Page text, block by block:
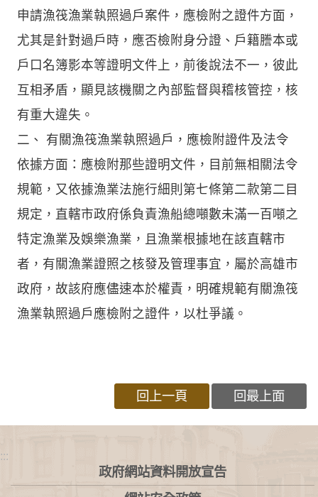
申請漁筏漁業執照過戶案件，應檢附之證件方面，
尤其是針對過戶時，應否檢附身分證、戶籍謄本或
戶口名簿影本等證明文件上，前後說法不一，彼此
互相矛盾，顯見該機關之內部監督與稽核管控，核
有重大違失。
二、 有關漁筏漁業執照過戶，應檢附證件及法令
依據方面：應檢附那些證明文件，目前無相關法令
規範，又依據漁業法施行細則第七條第二款第二目
規定，直轄市政府係負責漁船總噸數未滿一百噸之
特定漁業及娛樂漁業，且漁業根據地在該直轄市
者，有關漁業證照之核發及管理事宜，屬於高雄市
政府，故該府應儘速本於權責，明確規範有關漁筏
漁業執照過戶應檢附之證件，以杜爭議。
回上一頁 回最上面
:::
政府網站資料開放宣告